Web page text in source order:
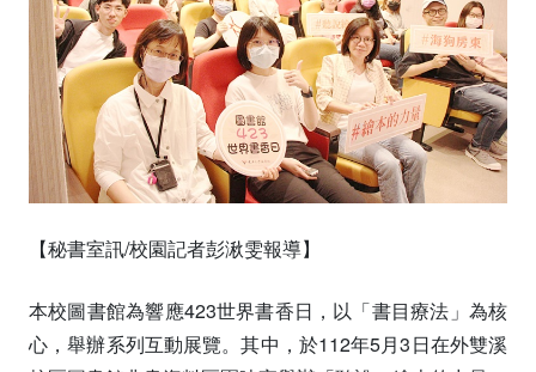
【秘書室訊/校園記者彭湫雯報導】
本校圖書館為響應423世界書香日，以「書目療法」為核
心，舉辦系列互動展覽。其中，於112年5月3日在外雙溪